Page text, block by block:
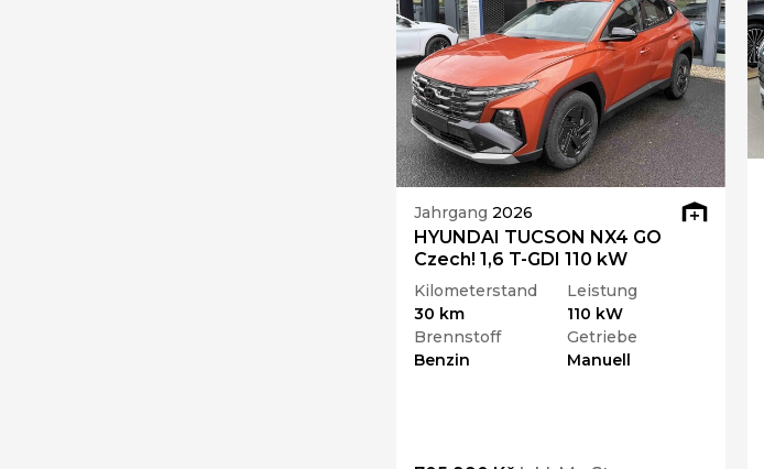
Jahrgang 2026
HYUNDAI TUCSON NX4 GO
Czech! 1,6 T-GDI 110 kW
Kilometerstand
30 km
Leistung
110 kW
Brennstoff
Benzin
Getriebe
Manuell